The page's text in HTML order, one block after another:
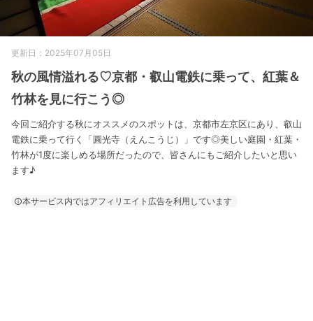
更新日：2025年07月05日
秋の風情溢れる♡京都・叡山電鉄に乗って、紅葉＆
竹林を見に行こう◎
今回ご紹介する秋にオススメのスポットは、京都市左京区にあり、叡山
電鉄に乗って行く「圓光寺（えんこうじ）」です◎美しい庭園・紅葉・
竹林が1度に楽しめる場所だったので、皆さんにもご紹介したいと思い
ます♪
本サービス内ではアフィリエイト広告を利用しています